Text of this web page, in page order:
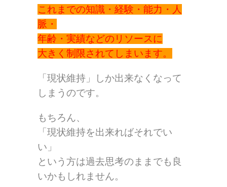
これまでの知識・経験・能力・人
脈・
年齢・実績などのリソースに
大きく制限されてしまいます。
「現状維持」しか出来なくなって
しまうのです。
もちろん、
「現状維持を出来ればそれでい
い」
という方は過去思考のままでも良
いかもしれません。